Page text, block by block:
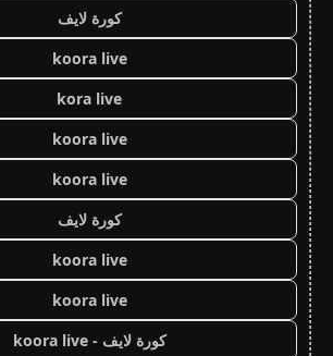
كورة لايف
koora live
kora live
koora live
koora live
كورة لايف
koora live
koora live
كورة لايف - koora live